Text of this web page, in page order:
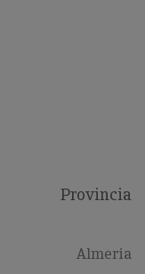
Provincia
Almeria